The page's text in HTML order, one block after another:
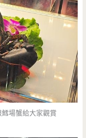
場蟹給大家觀賞